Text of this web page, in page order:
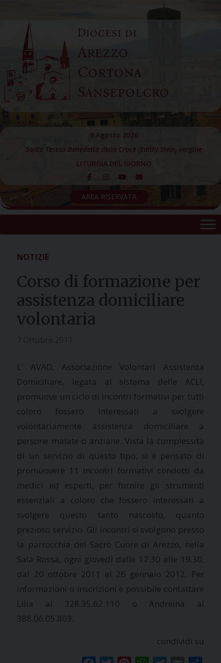
content
Diocesi di
Arezzo
Cortona
Sansepolcro
9 Agosto 2026
Santa Teresa Benedetta della Croce (Edith) Stein, vergine
LITURGIA DEL GIORNO
AREA RISERVATA
NOTIZIE
Corso di formazione per
assistenza domiciliare
volontaria
L’ AVAD, Associazione Volontari Assistenza
Domiciliare, legata al sistema delle ACLI,
promuove un ciclo di incontri formativi per tutti
coloro fossero interessati a svolgere
volontariamente assistenza domiciliare a
persone malate o anziane. Vista la complessità
di un servizio di questo tipo, si è pensato di
promuovere 11 incontri formativi condotti da
medici ed esperti, per fornire gli strumenti
essenziali a coloro che fossero interessati a
svolgere questo tanto nascosto, quanto
prezioso servizio. Gli incontri si svolgono presso
la parrocchia del Sacro Cuore di Arezzo, nella
Sala Rossa, ogni giovedì dalle 17.30 alle 19.30,
dal 20 ottobre 2011 al 26 gennaio 2012. Per
informazioni o inscrizioni è possibile contattare
Lilia al 328.35.62.110 o Andreina al
388.06.05.803.
condividi su